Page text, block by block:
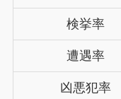
検挙率
遭遇率
凶悪犯率